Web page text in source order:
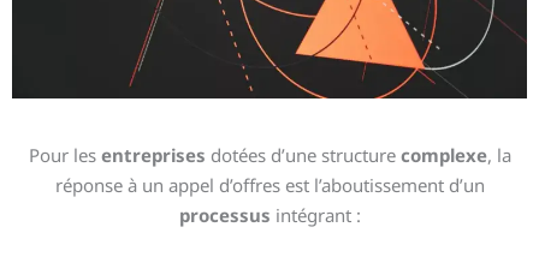
Pour les entreprises dotées d’une structure complexe, la
réponse à un appel d’offres est l’aboutissement d’un
processus intégrant :